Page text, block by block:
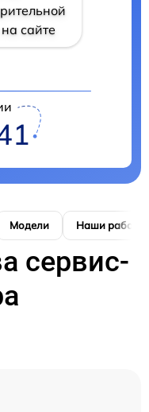
сайте
Модели Наши работы
сервис-